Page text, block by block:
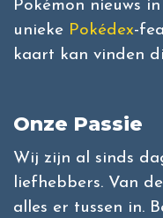
Pokémon nieuws
unieke Pokédex-
kaart kan vinden
Onze Passie
Wij zijn al sinds
liefhebbers. Van
alles er tussen in.